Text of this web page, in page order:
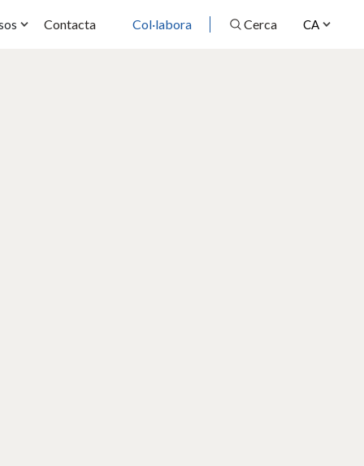
CA
Contacta Col·labora Cerca